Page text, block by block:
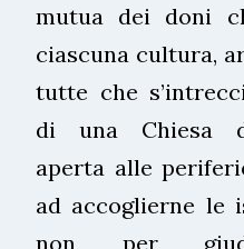
mutua dei doni
ciascuna cultura,
tutte che
di una Chiesa
aperta alle
ad accoglierne le
non per